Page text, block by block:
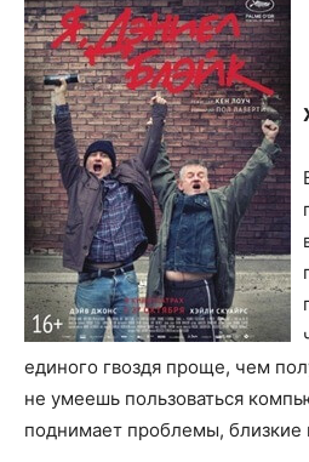
единого гвоздя проще, чем
не умеешь пользоваться
поднимает проблемы,